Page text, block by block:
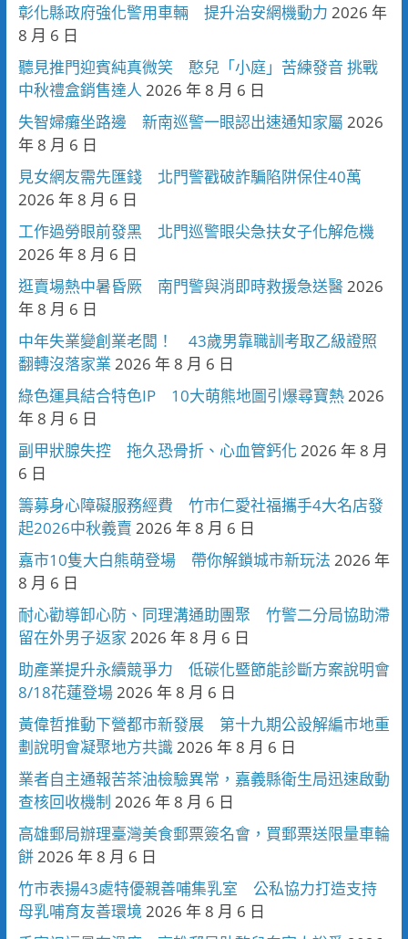
彰化縣政府強化警用車輛 提升治安網機動力 2026 年
8 月 6 日
聽見推門迎賓純真微笑 憨兒「小庭」苦練發音 挑戰
中秋禮盒銷售達人 2026 年 8 月 6 日
失智婦癱坐路邊 新南巡警一眼認出速通知家屬 2026
年 8 月 6 日
見女網友需先匯錢 北門警戳破詐騙陷阱保住40萬
2026 年 8 月 6 日
工作過勞眼前發黑 北門巡警眼尖急扶女子化解危機
2026 年 8 月 6 日
逛賣場熱中暑昏厥 南門警與消即時救援急送醫 2026
年 8 月 6 日
中年失業變創業老闆！ 43歲男靠職訓考取乙級證照
翻轉沒落家業 2026 年 8 月 6 日
綠色運具結合特色IP 10大萌熊地圖引爆尋寶熱 2026
年 8 月 6 日
副甲狀腺失控 拖久恐骨折、心血管鈣化 2026 年 8 月
6 日
籌募身心障礙服務經費 竹市仁愛社福攜手4大名店發
起2026中秋義賣 2026 年 8 月 6 日
嘉市10隻大白熊萌登場 帶你解鎖城市新玩法 2026 年
8 月 6 日
耐心勸導卸心防、同理溝通助團聚 竹警二分局協助滯
留在外男子返家 2026 年 8 月 6 日
助產業提升永續競爭力 低碳化暨節能診斷方案說明會
8/18花蓮登場 2026 年 8 月 6 日
黃偉哲推動下營都市新發展 第十九期公設解編市地重
劃說明會凝聚地方共識 2026 年 8 月 6 日
業者自主通報苦茶油檢驗異常，嘉義縣衛生局迅速啟動
查核回收機制 2026 年 8 月 6 日
高雄郵局辦理臺灣美食郵票簽名會，買郵票送限量車輪
餅 2026 年 8 月 6 日
竹市表揚43處特優親善哺集乳室 公私協力打造支持
母乳哺育友善環境 2026 年 8 月 6 日